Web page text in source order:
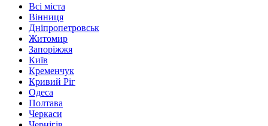
Всі міста
Вінниця
Дніпропетровськ
Житомир
Запоріжжя
Київ
Кременчук
Кривий Ріг
Одеса
Полтава
Черкаси